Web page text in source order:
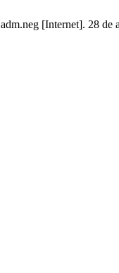
[Internet]. 28